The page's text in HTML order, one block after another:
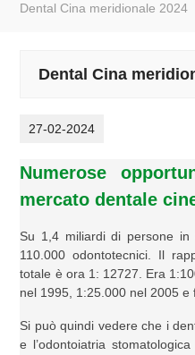
Dental Cina meridionale 2024
Dental Cina
27-02-2024
Numerose
mercato dentale
Su 1,4 miliardi di persone
110.000 odontotecnici. Il
totale è ora 1: 12727. Era
nel 1995, 1:25.000 nel 2005 e
Si può quindi vedere che i
e l’odontoiatria